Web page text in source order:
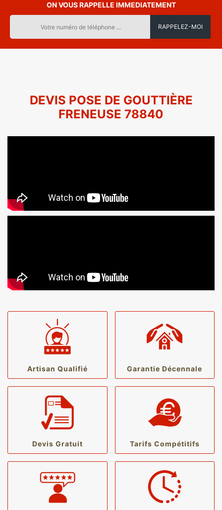
ON VOUS RAPPELLE IMMEDIATEMENT
DEVIS POSE DE GOUTTIÈRE
FRENEUSE 78840
Artisan Qualifié Garantie Décennale
Devis Gratuit Tarifs Compétitifs